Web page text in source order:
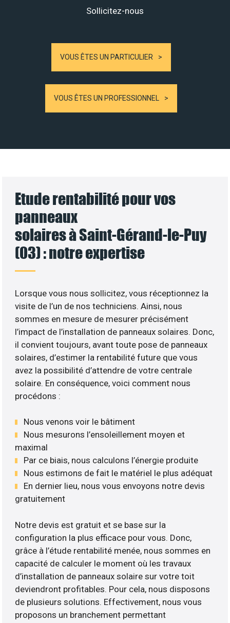
Sollicitez-nous
VOUS ÊTES UN PARTICULIER
VOUS ÊTES UN PROFESSIONNEL
Etude rentabilité pour vos
panneaux
solaires à Saint-Gérand-le-Puy
(03) : notre expertise
Lorsque vous nous sollicitez, vous réceptionnez la
visite de l’un de nos techniciens. Ainsi, nous
sommes en mesure de mesurer précisément
l’impact de l’installation de panneaux solaires. Donc,
il convient toujours, avant toute pose de panneaux
solaires, d’estimer la rentabilité future que vous
avez la possibilité d’attendre de votre centrale
solaire. En conséquence, voici comment nous
procédons :
Nous venons voir le bâtiment
Nous mesurons l’ensoleillement moyen et
maximal
Par ce biais, nous calculons l’énergie produite
Nous estimons de fait le matériel le plus adéquat
En dernier lieu, nous vous envoyons notre devis
gratuitement
Notre devis est gratuit et se base sur la
configuration la plus efficace pour vous. Donc,
grâce à l’étude rentabilité menée, nous sommes en
capacité de calculer le moment où les travaux
d’installation de panneaux solaire sur votre toit
deviendront profitables. Pour cela, nous disposons
de plusieurs solutions. Effectivement, nous vous
proposons un branchement permettant